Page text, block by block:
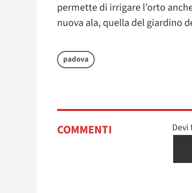
permette di irrigare l’orto
nuova ala, quella del giardino
padova
COMMENTI